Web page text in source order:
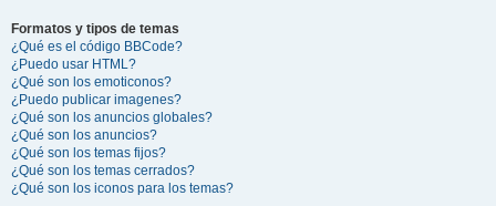
Formatos y tipos de temas
¿Qué es el código BBCode?
¿Puedo usar HTML?
¿Qué son los emoticonos?
¿Puedo publicar imagenes?
¿Qué son los anuncios globales?
¿Qué son los anuncios?
¿Qué son los temas fijos?
¿Qué son los temas cerrados?
¿Qué son los iconos para los temas?